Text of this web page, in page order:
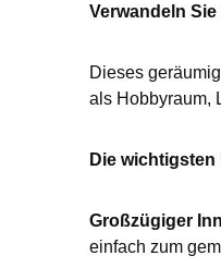
Verwandeln
Dieses
als Hobbyraum,
Die wichtigsten
Großzügiger
einfach zum